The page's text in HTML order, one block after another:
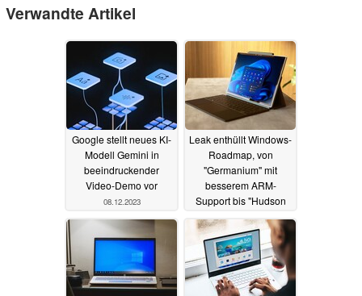
Verwandte Artikel
Google stellt neues KI-
Modell Gemini in
beeindruckender
Video-Demo vor
08.12.2023
Leak enthüllt Windows-
Roadmap, von
"Germanium" mit
besserem ARM-
Support bis "Hudson
06.12.2023